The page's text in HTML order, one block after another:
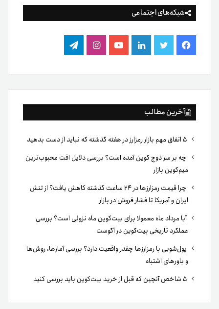
شبکه‌های اجتماعی
فیس
بوک
توییتر لینکدینیوتیوباینستاگرام
تلگرام
آخرین مطالب
چه بر سر دوج کوین آمده است؟ بررسی دلایل افت محبوب‌ترین
میم‌کوین بازار
چرا قیمت رمزارزها در ۲۴ ساعت گذشته کاهش یافت؟ از تنش
ایران و آمریکا تا فشار فروش در بازار
آیا مرداد ماه معمولا برای بیت‌کوین ماه نزولی است؟ بررسی
عملکرد تاریخی بیت‌کوین در آگوست
پول‌شویی با رمزارزها چقدر واقعیت دارد؟ بررسی آمارها، روش‌ها
و باورهای اشتباه